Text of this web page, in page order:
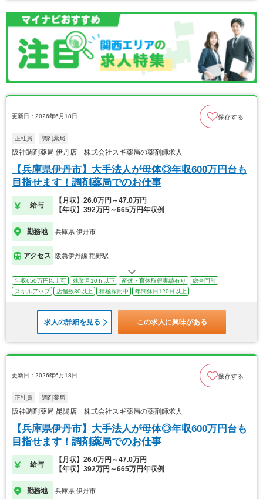
更新日：2026年6月18日 保存する
正社員 調剤薬局
阪神調剤薬局 伊丹店 株式会社スギ薬局の薬剤師求人
【兵庫県伊丹市】大手法人が母体◎年収600万円台も
目指せます！調剤薬局でのお仕事
給与
【月収】26.0万円～47.0万円
【年収】392万円～665万円年収例
勤務地 兵庫県 伊丹市
アクセス 阪急伊丹線 稲野駅
年収650万円以上可 残業月10ｈ以下 産休・育休取得実績有り
総合門前
スキルアップ
店舗数30以上 積極採用中 年間休日120日以上
求人の詳細を見る この求人に興味がある
更新日：2026年6月18日 保存する
正社員 調剤薬局
阪神調剤薬局 昆陽店 株式会社スギ薬局の薬剤師求人
【兵庫県伊丹市】大手法人が母体◎年収600万円台も
目指せます！調剤薬局でのお仕事
給与
【月収】26.0万円～47.0万円
【年収】392万円～665万円年収例
勤務地 兵庫県 伊丹市